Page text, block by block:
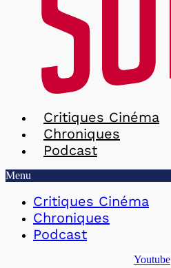
Critiques Cinéma
Chroniques
Podcast
Menu
Critiques Cinéma
Chroniques
Podcast
Youtube